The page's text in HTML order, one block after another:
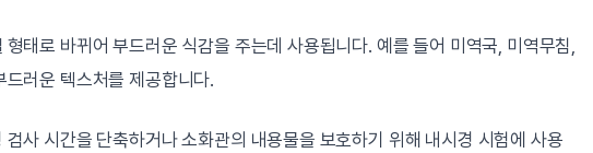
태로 바뀌어 부드러운 식감을 주는데 사용됩니다. 예를 들어 미역국, 미역무침,
러운 텍스처를 제공합니다.
사 시간을 단축하거나 소화관의 내용물을 보호하기 위해 내시경 시험에 사용